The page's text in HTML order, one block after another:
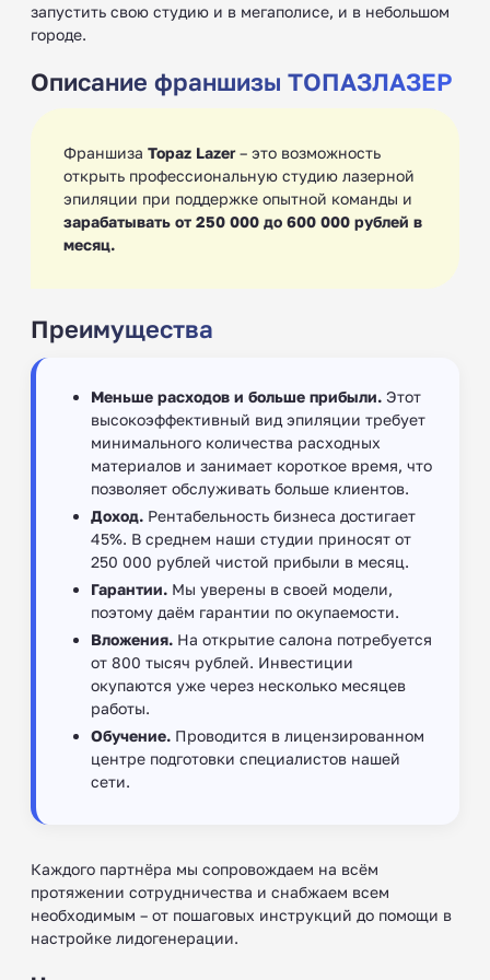
запустить свою студию и в мегаполисе, и в небольшом
городе.
Описание франшизы ТОПАЗЛАЗЕР
Франшиза Topaz Lazer– это возможность
открыть профессиональную студию лазерной
эпиляции при поддержке опытной команды и
зарабатывать от 250 000 до 600 000 рублей в
месяц.
Преимущества
Меньше расходов и больше прибыли. Этот
высокоэффективный вид эпиляции требует
минимального количества расходных
материалов и занимает короткое время, что
позволяет обслуживать больше клиентов.
Доход. Рентабельность бизнеса достигает
45%. В среднем наши студии приносят от
250 000 рублей чистой прибыли в месяц.
Гарантии. Мы уверены в своей модели,
поэтому даём гарантии по окупаемости.
Вложения. На открытие салона потребуется
от 800 тысяч рублей. Инвестиции
окупаются уже через несколько месяцев
работы.
Обучение. Проводится в лицензированном
центре подготовки специалистов нашей
сети.
Каждого партнёра мы сопровождаем на всём
протяжении сотрудничества и снабжаем всем
необходимым – от пошаговых инструкций до помощи в
настройке лидогенерации.